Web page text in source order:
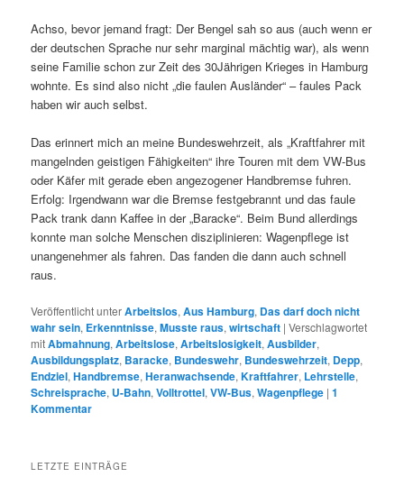
Achso, bevor jemand fragt: Der Bengel sah so aus (auch wenn er
der deutschen Sprache nur sehr marginal mächtig war), als wenn
seine Familie schon zur Zeit des 30Jährigen Krieges in Hamburg
wohnte. Es sind also nicht „die faulen Ausländer“ – faules Pack
haben wir auch selbst.
Das erinnert mich an meine Bundeswehrzeit, als „Kraftfahrer mit
mangelnden geistigen Fähigkeiten“ ihre Touren mit dem VW-Bus
oder Käfer mit gerade eben angezogener Handbremse fuhren.
Erfolg: Irgendwann war die Bremse festgebrannt und das faule
Pack trank dann Kaffee in der „Baracke“. Beim Bund allerdings
konnte man solche Menschen disziplinieren: Wagenpflege ist
unangenehmer als fahren. Das fanden die dann auch schnell
raus.
Veröffentlicht unterArbeitslos,Aus Hamburg, Das darf doch nicht
wahr sein, Erkenntnisse,Musste raus,wirtschaft |Verschlagwortet
mitAbmahnung,Arbeitslose,Arbeitslosigkeit,Ausbilder,
Ausbildungsplatz, Baracke, Bundeswehr, Bundeswehrzeit, Depp,
Endziel,Handbremse,Heranwachsende,Kraftfahrer, Lehrstelle,
Schreisprache, U-Bahn,Volltrottel,VW-Bus,Wagenpflege |1
Kommentar
LETZTE EINTRÄGE